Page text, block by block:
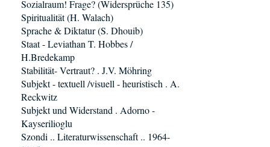
Sozialraum! Frage? (Widersprüche 135)
Spiritualität (H. Walach)
Sprache & Diktatur (S. Dhouib)
Staat - Leviathan T. Hobbes /
H.Bredekamp
Stabilität- Vertraut? . J.V. Möhring
Subjekt - textuell /visuell - heuristisch . A.
Reckwitz
Subjekt und Widerstand . Adorno -
Kayserilioglu
Szondi .. Literaturwissenschaft .. 1964-